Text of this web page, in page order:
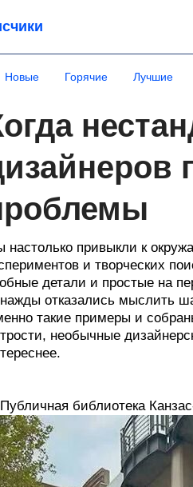
Новые Горячие Лучшие
настолько привыкли к
и творческих
детали и простые на
отказались мыслить
такие примеры и
необычные
библиотека